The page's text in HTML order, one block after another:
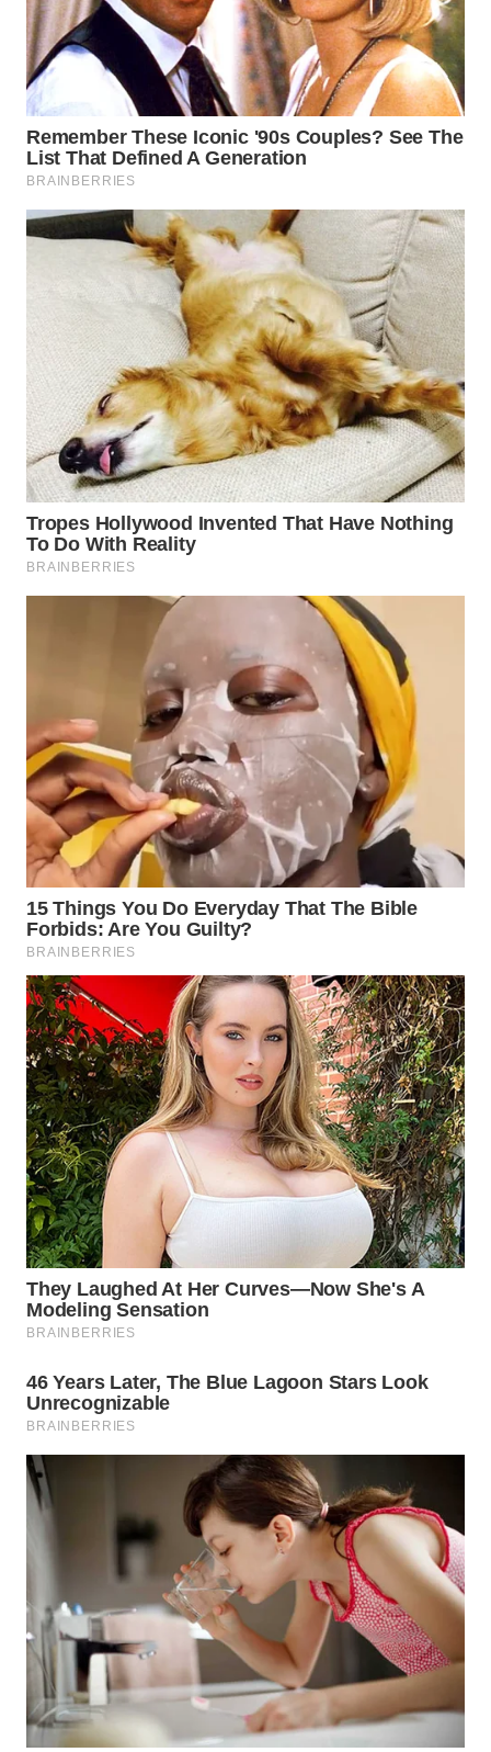
SIMALUNGUN
LABUHANBATU
WN
TAPANULI
TENGAH
SERDANG
WN
TEBING
TINGGI
WN
PAKPAK
WN
KARAWANG
BOGOR
WN
DEPOK
WN
TAPANULI
UTARA
SAMOSIR
WN
PADANG
LAWAS
WN
SUMEDANG
WN
CIANJUR
WN
KEPULAUAN
WN
CIREBON
WN
INDRAMAYU
WN